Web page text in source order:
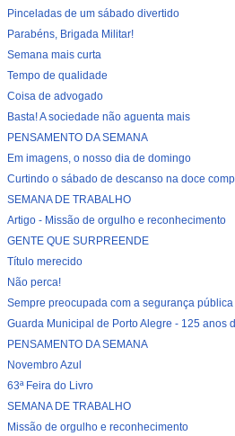
Pinceladas de um sábado divertido
Parabéns, Brigada Militar!
Semana mais curta
Tempo de qualidade
Coisa de advogado
Basta! A sociedade não aguenta mais
PENSAMENTO DA SEMANA
Em imagens, o nosso dia de domingo
Curtindo o sábado de descanso na doce
SEMANA DE TRABALHO
Artigo - Missão de orgulho e reconhecimento
GENTE QUE SURPREENDE
Título merecido
Não perca!
Sempre preocupada com a segurança pública
Guarda Municipal de Porto Alegre - 125 anos
PENSAMENTO DA SEMANA
Novembro Azul
63ª Feira do Livro
SEMANA DE TRABALHO
Missão de orgulho e reconhecimento